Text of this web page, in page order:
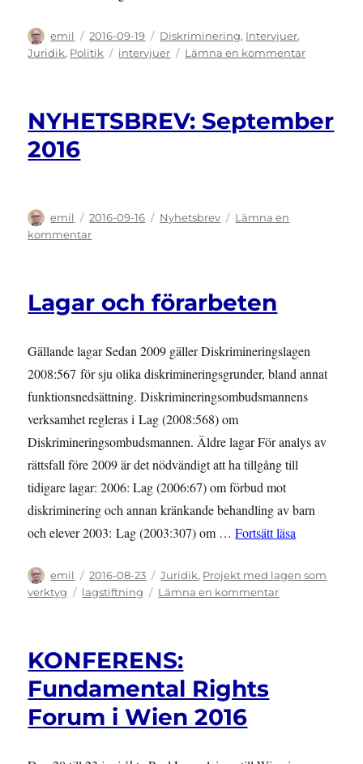
Författare
emil
Publicerat
den
2016-09-19 Kategorier
Diskriminering, Intervjuer,
Juridik, Politik Etiketter
intervjuer Lämna en kommentartill
NYHETSBREV: September
2016
Författare
emil
Publicerat
den
2016-09-16 Kategorier
Nyhetsbrev
Lämna en
kommentartill
Lagar och förarbeten
Gällande lagar Sedan 2009 gäller Diskrimineringslagen
2008:567 för sju olika diskrimineringsgrunder, bland annat
funktionsnedsättning. Diskrimineringsombudsmannens
verksamhet regleras i Lag (2008:568) om
Diskrimineringsombudsmannen. Äldre lagar För analys av
rättsfall före 2009 är det nödvändigt att ha tillgång till
tidigare lagar: 2006: Lag (2006:67) om förbud mot
diskriminering och annan kränkande behandling av barn
och elever 2003: Lag (2003:307) om …Fortsätt läsa
Författare
emil
Publicerat
den
2016-08-23 Kategorier
Juridik, Projekt med lagen som
verktyg
Etiketter
lagstiftning Lämna en kommentartill
KONFERENS:
Fundamental Rights
Forum i Wien 2016